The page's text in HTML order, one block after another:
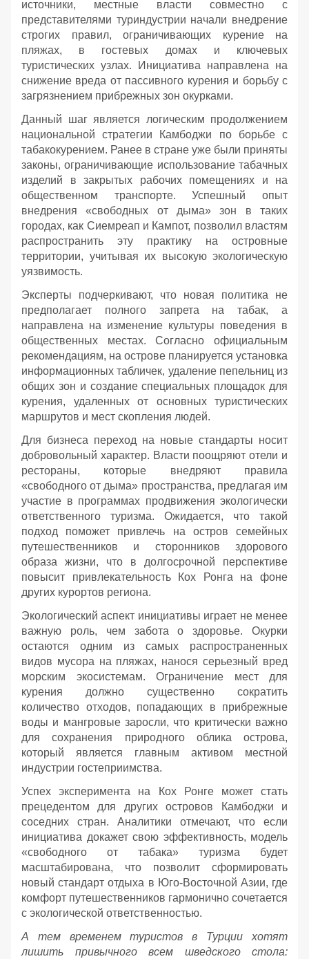
источники, местные власти совместно с
представителями туриндустрии начали внедрение
строгих правил, ограничивающих курение на
пляжах, в гостевых домах и ключевых
туристических узлах. Инициатива направлена на
снижение вреда от пассивного курения и борьбу с
загрязнением прибрежных зон окурками.
Данный шаг является логическим продолжением
национальной стратегии Камбоджи по борьбе с
табакокурением. Ранее в стране уже были приняты
законы, ограничивающие использование табачных
изделий в закрытых рабочих помещениях и на
общественном транспорте. Успешный опыт
внедрения «свободных от дыма» зон в таких
городах, как Сиемреап и Кампот, позволил властям
распространить эту практику на островные
территории, учитывая их высокую экологическую
уязвимость.
Эксперты подчеркивают, что новая политика не
предполагает полного запрета на табак, а
направлена на изменение культуры поведения в
общественных местах. Согласно официальным
рекомендациям, на острове планируется установка
информационных табличек, удаление пепельниц из
общих зон и создание специальных площадок для
курения, удаленных от основных туристических
маршрутов и мест скопления людей.
Для бизнеса переход на новые стандарты носит
добровольный характер. Власти поощряют отели и
рестораны, которые внедряют правила
«свободного от дыма» пространства, предлагая им
участие в программах продвижения экологически
ответственного туризма. Ожидается, что такой
подход поможет привлечь на остров семейных
путешественников и сторонников здорового
образа жизни, что в долгосрочной перспективе
повысит привлекательность Кох Ронга на фоне
других курортов региона.
Экологический аспект инициативы играет не менее
важную роль, чем забота о здоровье. Окурки
остаются одним из самых распространенных
видов мусора на пляжах, нанося серьезный вред
морским экосистемам. Ограничение мест для
курения должно существенно сократить
количество отходов, попадающих в прибрежные
воды и мангровые заросли, что критически важно
для сохранения природного облика острова,
который является главным активом местной
индустрии гостеприимства.
Успех эксперимента на Кох Ронге может стать
прецедентом для других островов Камбоджи и
соседних стран. Аналитики отмечают, что если
инициатива докажет свою эффективность, модель
«свободного от табака» туризма будет
масштабирована, что позволит сформировать
новый стандарт отдыха в Юго-Восточной Азии, где
комфорт путешественников гармонично сочетается
с экологической ответственностью.
А тем временем туристов в Турции хотят
лишить привычного всем шведского стола: